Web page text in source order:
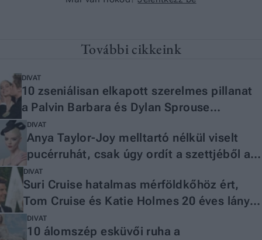
További cikkeink
DIVAT
10 zseniálisan elkapott szerelmes pillanat
a Palvin Barbara és Dylan Sprouse
házaspárról, ami nem a kameráknak szólt
DIVAT
Anya Taylor-Joy melltartó nélkül viselt
pucérruhát, csak úgy ordít a szettjéből a
meztelenség
DIVAT
Suri Cruise hatalmas mérföldkőhöz ért,
Tom Cruise és Katie Holmes 20 éves lánya
szülei nyomdokaiba lépett
DIVAT
10 álomszép esküvői ruha a